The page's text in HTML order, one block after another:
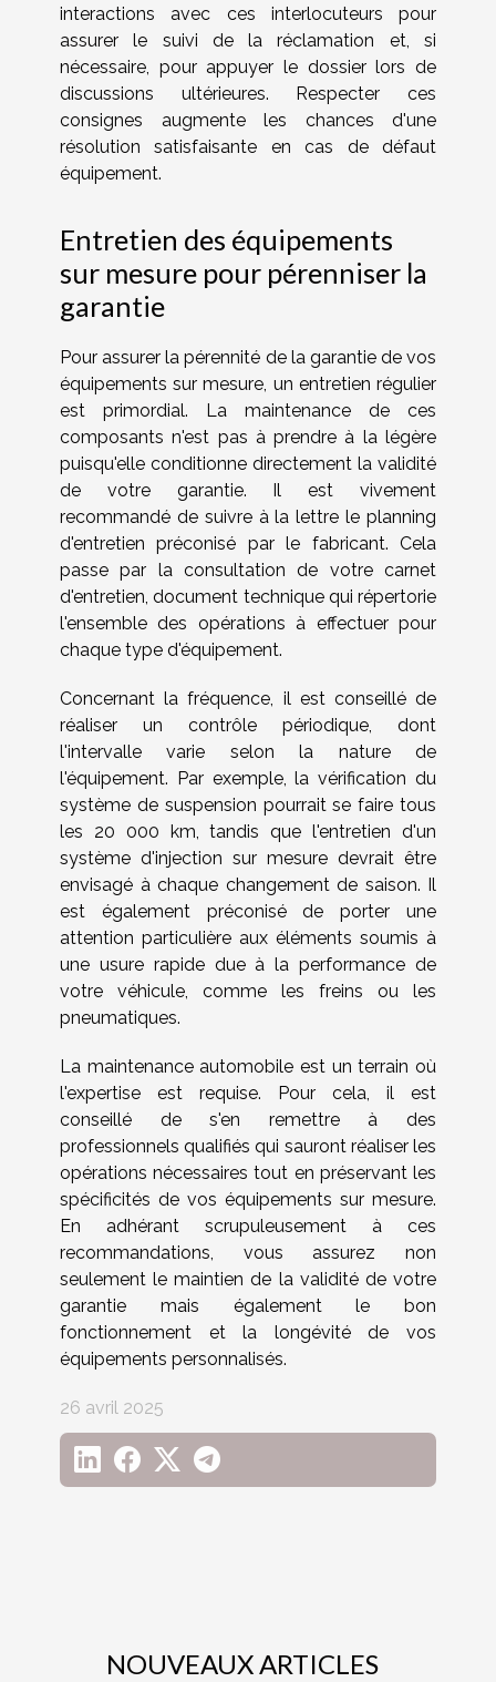
interactions avec ces interlocuteurs pour
assurer le suivi de la réclamation et, si
nécessaire, pour appuyer le dossier lors de
discussions ultérieures. Respecter ces
consignes augmente les chances d'une
résolution satisfaisante en cas de défaut
équipement.
Entretien des équipements
sur mesure pour pérenniser la
garantie
Pour assurer la pérennité de la garantie de vos
équipements sur mesure, un entretien régulier
est primordial. La maintenance de ces
composants n'est pas à prendre à la légère
puisqu'elle conditionne directement la validité
de votre garantie. Il est vivement
recommandé de suivre à la lettre le planning
d'entretien préconisé par le fabricant. Cela
passe par la consultation de votre carnet
d'entretien, document technique qui répertorie
l'ensemble des opérations à effectuer pour
chaque type d'équipement.
Concernant la fréquence, il est conseillé de
réaliser un contrôle périodique, dont
l'intervalle varie selon la nature de
l'équipement. Par exemple, la vérification du
système de suspension pourrait se faire tous
les 20 000 km, tandis que l'entretien d'un
système d'injection sur mesure devrait être
envisagé à chaque changement de saison. Il
est également préconisé de porter une
attention particulière aux éléments soumis à
une usure rapide due à la performance de
votre véhicule, comme les freins ou les
pneumatiques.
La maintenance automobile est un terrain où
l'expertise est requise. Pour cela, il est
conseillé de s'en remettre à des
professionnels qualifiés qui sauront réaliser les
opérations nécessaires tout en préservant les
spécificités de vos équipements sur mesure.
En adhérant scrupuleusement à ces
recommandations, vous assurez non
seulement le maintien de la validité de votre
garantie mais également le bon
fonctionnement et la longévité de vos
équipements personnalisés.
26 avril 2025
NOUVEAUX ARTICLES